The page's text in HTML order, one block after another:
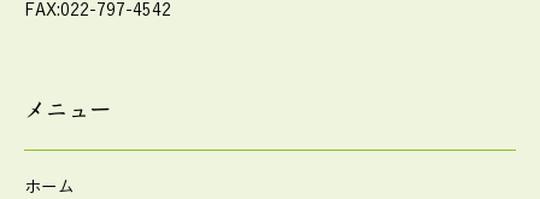
FAX:022-797-4542
メニュー
ホーム